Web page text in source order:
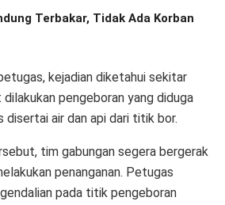
Terbakar, Tidak Ada Korban
kejadian diketahui sekitar
pengeboran yang diduga
disertai air dan api dari titik bor.
tim gabungan segera bergerak
penanganan. Petugas
pada titik pengeboran